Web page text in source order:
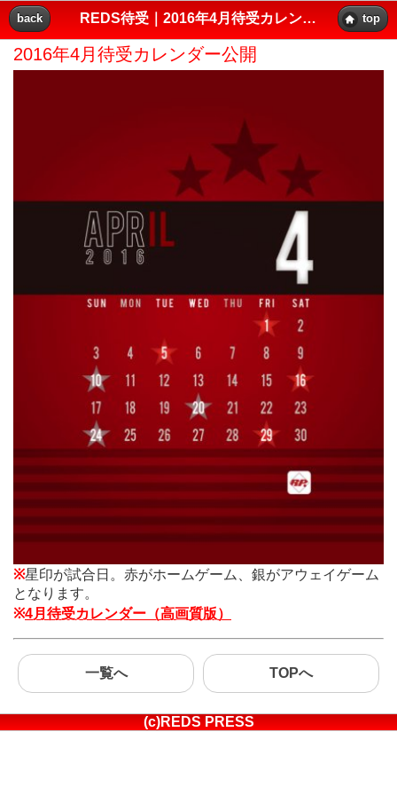
back REDS待受｜2016年4月待受カレンダー公開｜レッズプレス!! top
2016年4月待受カレンダー公開
※星印が試合日。赤がホームゲーム、銀がアウェイゲーム
となります。
※4月待受カレンダー（高画質版）
一覧へ TOPへ
(c)REDS PRESS